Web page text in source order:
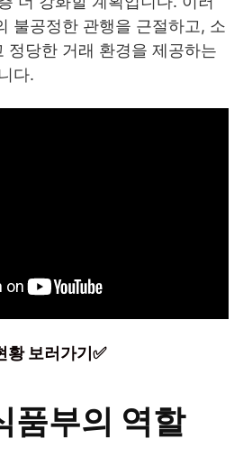
불공정한 관행을 근절하고, 소
정당한 거래 환경을 제공하는
다.
황 보러가기✅
품부의 역할